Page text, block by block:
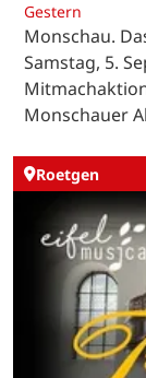
Gestern
Monschau.
Samstag, 5.
Monschauer
Roetgen